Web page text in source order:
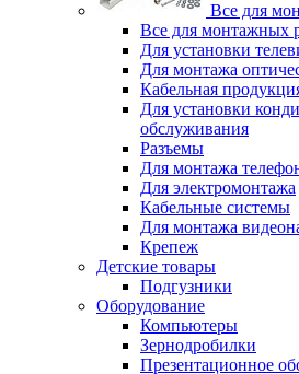
Все для
Все для монтажных
Для установки
Для монтажа
Кабельная
Для установки
обслуживания
Разъемы
Для монтажа
Для электромонтажа
Кабельные системы
Для монтажа
Крепеж
Детские товары
Подгузники
Оборудование
Компьютеры
Зернодробилки
Презентационное